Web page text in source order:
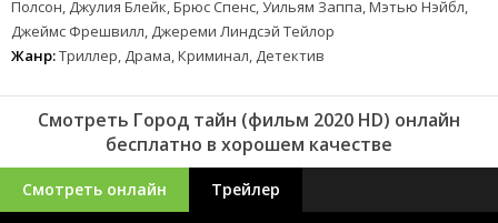
Полсон, Джулия Блейк, Брюс Спенс, Уильям Заппа, Мэтью Нэйбл,
Джеймс Фрешвилл, Джереми Линдсэй Тейлор
Жанр:Триллер, Драма, Криминал, Детектив
Смотреть Город тайн (фильм 2020 HD) онлайн
бесплатно в хорошем качестве
Смотреть онлайн Трейлер